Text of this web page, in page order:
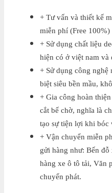
+ Tư vấn và thiết kế
miễn phí (Free 100%)
+ Sử dụng chất liệu
hiện có ở việt nam và
+ Sử dụng công nghệ
biệt siêu bền mầu,
+ Gia công hoàn
cắt bế chờ, nghĩa là
tạo sự tiện lợi khi bóc
+ Vận chuyển miễn
gửi hàng như: Bến
hàng xe ô tô tải, Văn
chuyển phát.